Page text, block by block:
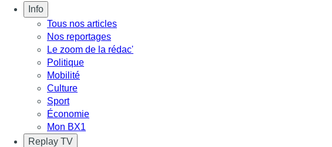
Info
Tous nos articles
Nos reportages
Le zoom de la rédac'
Politique
Mobilité
Culture
Sport
Économie
Mon BX1
Replay TV